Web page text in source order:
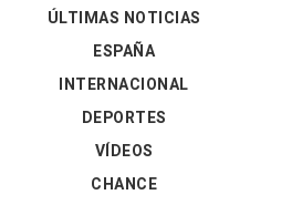
ÚLTIMAS NOTICIAS
ESPAÑA
INTERNACIONAL
DEPORTES
VÍDEOS
CHANCE